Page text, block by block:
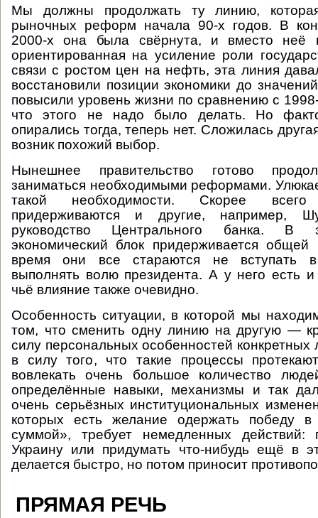
Мы должны продолжать ту линию,
рыночных реформ начала 90-х годов. В
2000-х она была свёрнута, и вместо неё
ориентированная на усиление роли
связи с ростом цен на нефть, эта линия
восстановили позиции экономики до
повысили уровень жизни по сравнению с
что этого не надо было делать. Но
опирались тогда, теперь нет. Сложилась
возник похожий выбор.
Нынешнее правительство готово
заниматься необходимыми реформами.
такой необходимости. Скорее
придерживаются и другие, например,
руководство Центрального банка. В
экономический блок придерживается
время они все стараются не вступать
выполнять волю президента. А у него есть и
чьё влияние также очевидно.
Особенность ситуации, в которой мы
том, что сменить одну линию на другую —
силу персональных особенностей конкретных
в силу того, что такие процессы
вовлекать очень большое количество
определённые навыки, механизмы и так
очень серьёзных институциональных
которых есть желание одержать победу
суммой», требует немедленных действий:
Украину или придумать что-нибудь ещё в
делается быстро, но потом приносит
ПРЯМАЯ РЕЧЬ